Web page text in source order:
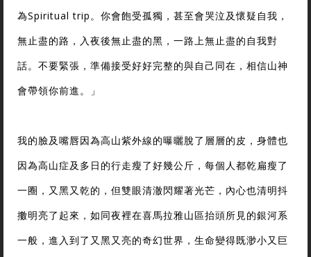
為Spiritual trip。你會飽受孤獨，甚至會哭泣及懷疑自我，
無止盡的路，入夜後無止盡的黑，一路上無止盡的自我對
話。不要緊張，準備接受好好完整的與自己同在，相信山神
會帶領你前進。」
我的臉及嘴唇因為高山紫外線的曝曬脫了層層的皮，身體也
因為高山症及多日的行走瘦了好幾公斤，每個人都乾扁瘦了
一圈，又黑又乾的，但雙眼清澈閃耀著光芒，內心也清明抖
擻明亮了起來，如同夜裡在喜馬拉雅山區抬頭所見的銀河系
一般，進入到了又黑又亮的奇幻世界，生命變得既渺小又巨